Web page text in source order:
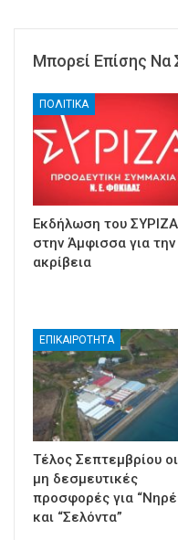
Μπορεί Επίσης Να
ΠΟΛΙΤΙΚΑ
Εκδήλωση του ΣΥΡΙΖΑ
στην Άμφισσα για την
ακρίβεια
ΕΠΙΚΑΙΡΟΤΗΤΑ
Τέλος Σεπτεμβρίου οι
μη δεσμευτικές
προσφορές για
και “Σελόντα”